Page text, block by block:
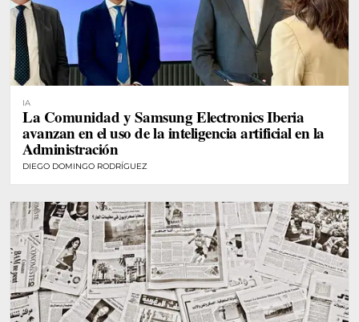
IA
La Comunidad y Samsung Electronics Iberia
avanzan en el uso de la inteligencia artificial en la
Administración
DIEGO DOMINGO RODRÍGUEZ